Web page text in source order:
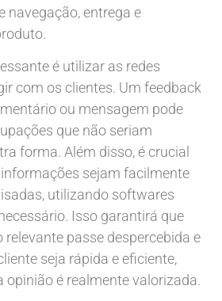
navegação, entrega e
é utilizar as redes
com os clientes. Um feedback
ou mensagem pode
que não seriam
forma. Além disso, é crucial
sejam facilmente
utilizando softwares
Isso garantirá que
passe despercebida e
seja rápida e eficiente,
opinião é realmente valorizada.